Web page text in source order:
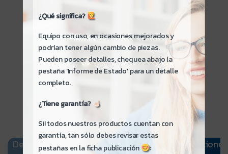
NUEVO
$7.000
Descripción Informe de Estado Especificaciones
¿Qué significa?
Equipo con uso, en ocasiones mejorados y
podrían tener algún cambio de piezas.
Pueden poseer detalles, chequea abajo la
pestaña 'Informe de Estado' para un detalle
completo.
¿Tiene garantía?
Sí! todos nuestros productos cuentan con
garantía, tan sólo debes revisar estas
pestañas en la ficha publicación
: